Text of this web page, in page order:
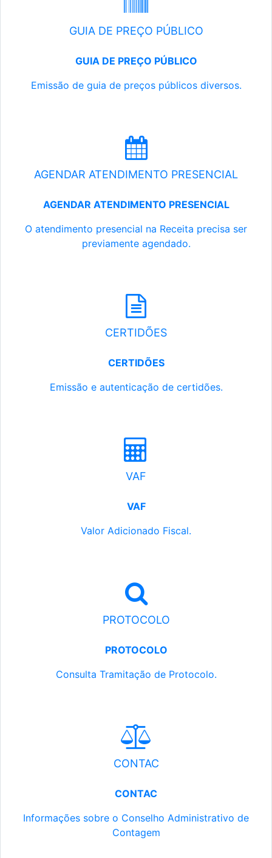
GUIA DE PREÇO PÚBLICO
GUIA DE PREÇO PÚBLICO
Emissão de guia de preços públicos diversos.
AGENDAR ATENDIMENTO PRESENCIAL
AGENDAR ATENDIMENTO PRESENCIAL
O atendimento presencial na Receita precisa ser
previamente agendado.
CERTIDÕES
CERTIDÕES
Emissão e autenticação de certidões.
VAF
VAF
Valor Adicionado Fiscal.
PROTOCOLO
PROTOCOLO
Consulta Tramitação de Protocolo.
CONTAC
CONTAC
Informações sobre o Conselho Administrativo de
Contagem